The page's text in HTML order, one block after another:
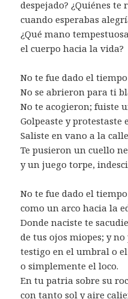
despejado? ¿Quiénes te
cuando esperabas
¿Qué mano
el cuerpo hacia la vida?
No te fue dado el
No se abrieron para ti
No te acogieron; fuiste
Golpeaste y protestaste
Saliste en vano a la
Te pusieron un cuello
y un juego torpe,
No te fue dado el
como un arco hacia la
Donde naciste te
de tus ojos miopes; y
testigo en el umbral o el
o simplemente el loco.
En tu patria sobre su
con tanto sol y aire